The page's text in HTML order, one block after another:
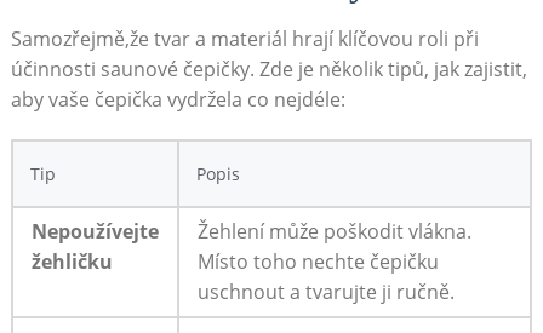
Samozřejmě,že tvar a materiál hrají klíčovou roli při
účinnosti saunové čepičky. Zde je několik tipů, jak zajistit,
aby vaše čepička vydržela co nejdéle:
Tip Popis
Nepoužívejte
žehličku
Žehlení může poškodit vlákna.
Místo toho nechte čepičku
uschnout a tvarujte ji ručně.